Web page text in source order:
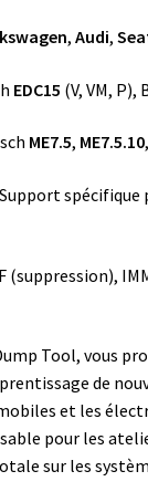
,Audi,
EDC15 (V, VM, P),
ME7.5, ME7.5.10,
Support spécifique
(suppression),
Tool, vous
de
et les
pour les
sur les